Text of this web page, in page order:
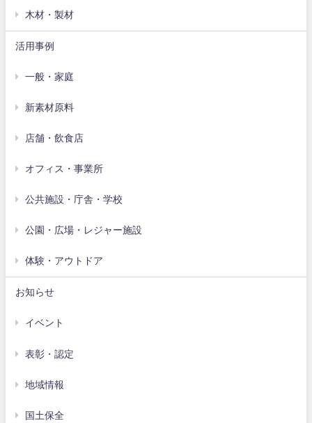
木材・製材
活用事例
一般・家庭
新素材原料
店舗・飲食店
オフィス・事業所
公共施設・庁舎・学校
公園・広場・レジャー施設
体験・アウトドア
お知らせ
イベント
表彰・認定
地域情報
国土保全